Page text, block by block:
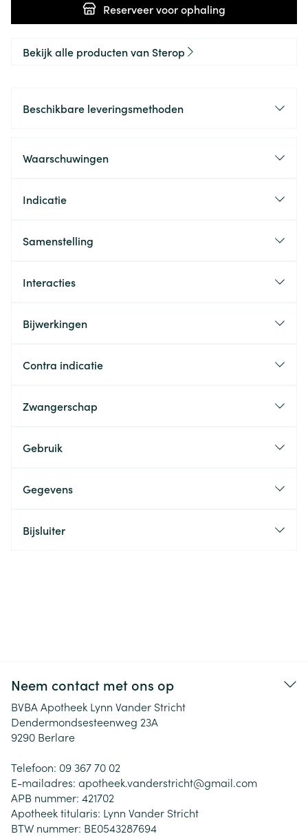
Reserveervoor ophaling
Bekijk alle producten van Sterop
Beschikbare leveringsmethoden
Waarschuwingen
Indicatie
Samenstelling
Interacties
Bijwerkingen
Contra indicatie
Zwangerschap
Gebruik
Gegevens
Bijsluiter
Neem contact met ons op
BVBA Apotheek Lynn Vander Stricht
Dendermondsesteenweg 23A
9290 Berlare
Telefoon: 09 367 70 02
E-mailadres: apotheek.vanderstricht@gmail.com
APB nummer: 421702
Apotheek titularis: Lynn Vander Stricht
BTW nummer: BE0543287694